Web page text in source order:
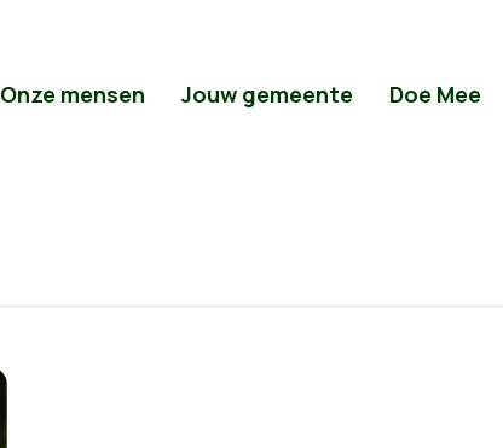
Onze mensen Jouw gemeente Doe Mee